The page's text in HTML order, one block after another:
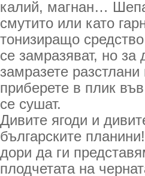
калий, магнан…
смутито или като
тонизиращо
се замразяват, но за
замразете
приберете в плик
се сушат.
Дивите ягоди и
българските
дори да ги
плодчетата на